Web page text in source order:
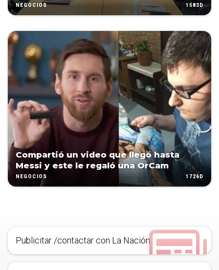
NEGOCIOS 1583D
Compartió un video que llegó hasta
Messi y este le regaló una OrCam
NEGOCIOS 1726D
Publicitar /contactar con La Nación